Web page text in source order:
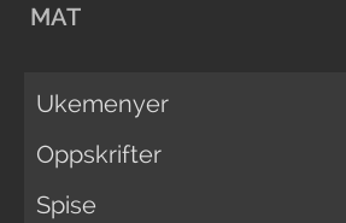
MAT
Ukemenyer
Oppskrifter
Spise